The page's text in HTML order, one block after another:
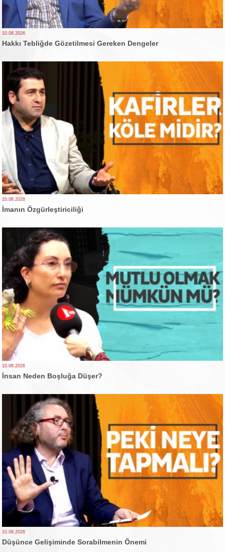
10.08.2026
Hakkı Tebliğde Gözetilmesi Gereken Dengeler
10.08.2026
İmanın Özgürleştiriciliği
10.08.2026
İnsan Neden Boşluğa Düşer?
10.08.2026
Düşünce Gelişiminde Sorabilmenin Önemi